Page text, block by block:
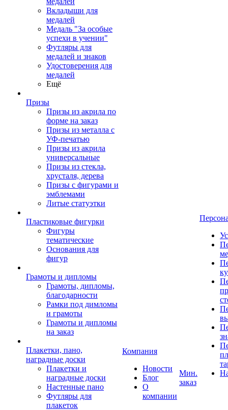
Вкладыши для
медалей
Медаль "За особые
успехи в учении"
Футляры для
медалей и знаков
Удостоверения для
медалей
Ещё
Призы
Призы из акрила по
форме на заказ
Призы из металла с
УФ-печатью
Призы из акрила
универсальные
Призы из стекла,
хрусталя, дерева
Призы с фигурами и
эмблемами
Литые статуэтки
Пластиковые фигурки
Фигуры
тематические
Основания для
фигур
Грамоты и дипломы
Грамоты, дипломы,
благодарности
Рамки под димломы
и грамоты
Грамоты и дипломы
на заказ
Плакетки, пано,
наградные доски
Плакетки и
наградные доски
Настенные пано
Футляры для
плакеток
Компания
Новости
Блог
О
компании
Мин.
заказ